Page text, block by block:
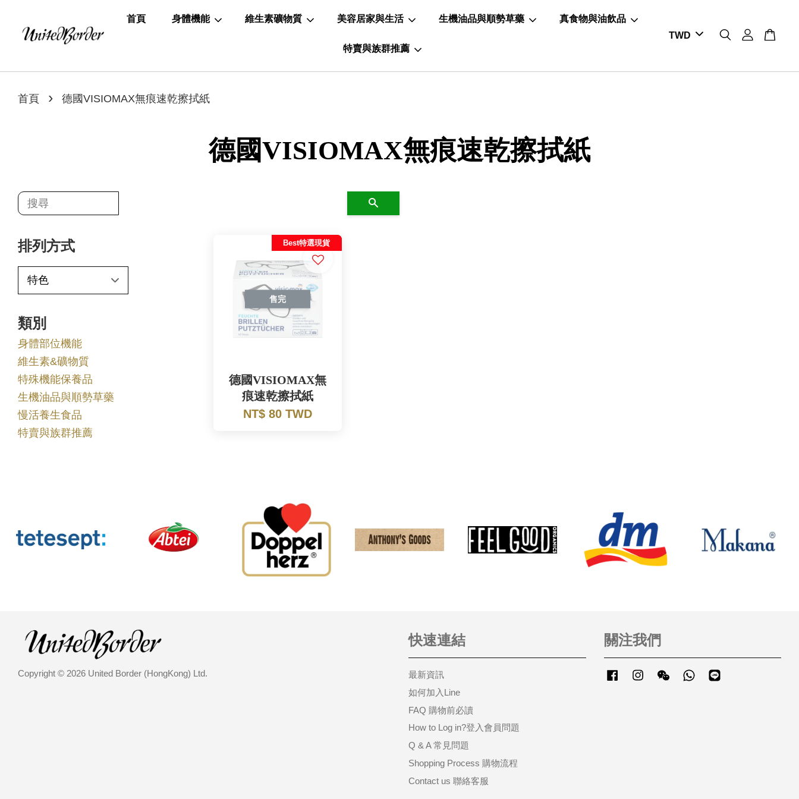
首頁 身體機能 維生素礦物質 美容居家與生活 生機油品與順勢草藥 真食物與油飲品
特賣與族群推薦
首頁 › 德國VISIOMAX無痕速乾擦拭紙
德國VISIOMAX無痕速乾擦拭紙
排列方式
類別
身體部位機能
維生素&礦物質
特殊機能保養品
生機油品與順勢草藥
慢活養生食品
特賣與族群推薦
售完
Best特選現貨
德國VISIOMAX無
痕速乾擦拭紙
NT$ 80 TWD
Copyright © 2026 United Border (HongKong) Ltd.
快速連結
最新資訊
如何加入Line
FAQ 購物前必讀
How to Log in?登入會員問題
Q & A 常見問題
Shopping Process 購物流程
Contact us 聯絡客服
關注我們
FacebookInstagramWechat Whatsapp